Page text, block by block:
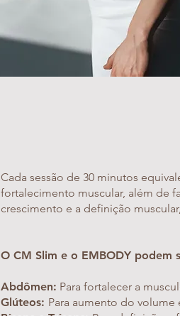
Cada sessão de 30 minutos
fortalecimento muscular, além de
crescimento e a definição
O CM Slim e o EMBODY podem
Abdômen: Para fortalecer a
Glúteos: Para aumento do volume